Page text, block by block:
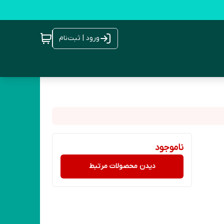
ورود | ثبت‌نام
ناموجود
دیدن محصولات مرتبط